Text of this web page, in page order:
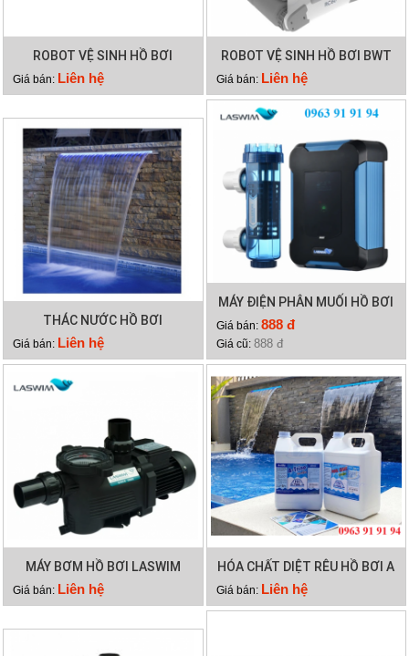
ROBOT VỆ SINH HỒ BƠI
HYDRO 3
Giá bán: Liên hệ
ROBOT VỆ SINH HỒ BƠI BWT
RC60
Giá bán: Liên hệ
THÁC NƯỚC HỒ BƠI
Giá bán: Liên hệ
MÁY ĐIỆN PHÂN MUỐI HỒ BƠI
LASWIM HQ/SQ
Giá bán: 888 đ
Giá cũ: 888 đ
MÁY BƠM HỒ BƠI LASWIM
WL-KP756
Giá bán: Liên hệ
HÓA CHẤT DIỆT RÊU HỒ BƠI A
TRINE
Giá bán: Liên hệ